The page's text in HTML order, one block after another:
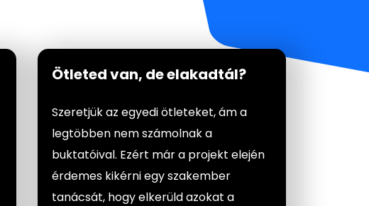
Ötleted van, de elakadtál?
Szeretjük az egyedi ötleteket, ám a
legtöbben nem számolnak a
buktatóival. Ezért már a projekt elején
érdemes kikérni egy szakember
tanácsát, hogy elkerüld azokat a